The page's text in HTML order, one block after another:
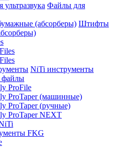
Файлы для
Штифты
NiTi инструменты
файлы
ProFile
ProTaper (машинные)
ProTaper (ручные)
ProTaper NEXT
FKG